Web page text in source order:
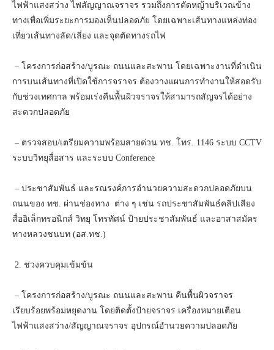
ไฟฟ้าแสงสว่าง ไฟสัญญาณจราจร รวมถึงการตัดหญ้าบริเวณข้าง
ทางเพื่อเพิ่มระยะการมองเห็นปลอดภัย โดยเฉพาะเส้นทางแหล่งท่อง
เที่ยวเส้นทางลัด/เลี่ยง และจุดตัดทางรถไฟ
– โครงการก่อสร้าง/บูรณะ ถนนและสะพาน โดยเฉพาะงานที่ดำเนิน
การบนเส้นทางที่เปิดใช้การจราจร ต้องวางแผนการทำงานให้สอดรับ
กับช่วงเทศกาล พร้อมเร่งคืนพื้นผิวจราจรให้สามารถสัญจรได้อย่าง
สะดวกปลอดภัย
– ตรวจสอบ/เตรียมความพร้อมสายด่วน ทช. โทร. 1146 ระบบ CCTV
ระบบวิทยุสื่อสาร และระบบ Conference
– ประชาสัมพันธ์ และรณรงค์การอำนวยความสะดวกปลอดภัยบน
ถนนของ ทช. ผ่านช่องทาง ต่าง ๆ เช่น รถประชาสัมพันธ์คลิปเสียง
สื่ออิเล็กทรอนิกส์ วิทยุ โทรทัศน์ ป้ายประชาสัมพันธ์ และอาสาสมัคร
ทางหลวงชนบท (อส.ทช.)
2. ช่วงควบคุมเข้มข้น
– โครงการก่อสร้าง/บูรณะ ถนนและสะพาน คืนพื้นผิวจราจร
เรียบร้อยพร้อมหยุดงาน โดยติดตั้งป้ายจราจร เครื่องหมายเตือน
ไฟฟ้าแสงสว่าง/สัญญาณจราจร อุปกรณ์อำนวยความปลอดภัย